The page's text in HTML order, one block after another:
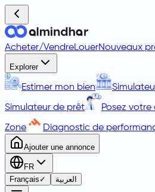
Acheter/VendreLouerNouveaux
Explorer
Estimer mon bien
Simulateur de prêt Posez votre
Zone Diagnostic de
Ajouter une annonce
FR
Français ✓ العربية